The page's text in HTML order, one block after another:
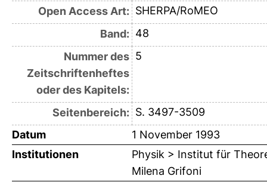
Open Access Art: SHERPA/RoMEO
Band: 48
Nummer des
Zeitschriftenheftes
oder des Kapitels:
5
Seitenbereich: S. 3497-3509
Datum
1 November 1993
Institutionen
Physik > Institut für
Milena Grifoni